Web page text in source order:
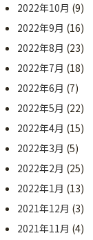
2022年10月 (9)
2022年9月 (16)
2022年8月 (23)
2022年7月 (18)
2022年6月 (7)
2022年5月 (22)
2022年4月 (15)
2022年3月 (5)
2022年2月 (25)
2022年1月 (13)
2021年12月 (3)
2021年11月 (4)